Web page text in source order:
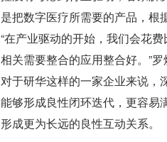
是把数字医疗所需要的产品，根
“在产业驱动的开始，我们会花
相关需要整合的应用整合好。”罗
对于研华这样的一家企业来说，
能够形成良性闭环迭代，更容易
形成更为长远的良性互动关系。